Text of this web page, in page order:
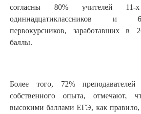
согласны 80% учителей 11-
одиннадцатиклассников и
первокурсников, заработавших в
баллы.
Более того, 72%
собственного опыта, отмечают,
высокими баллами ЕГЭ, как правило,